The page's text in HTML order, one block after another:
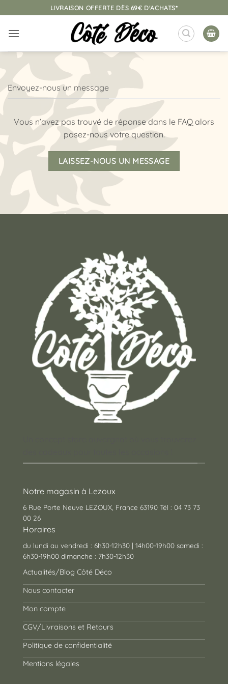
au
contenu
LIVRAISON OFFERTE DÈS 69€ D'ACHATS*
Envoyez-nous un message
Vous n’avez pas trouvé de réponse dans le FAQ alors
posez-nous votre question.
LAISSEZ-NOUS UN MESSAGE
Notre magasin à Lezoux
6 Rue Porte Neuve LEZOUX, France 63190 Tél : 04 73 73
00 26
Horaires
du lundi au vendredi : 6h30-12h30 | 14h00-19h00 samedi :
6h30-19h00 dimanche : 7h30-12h30
Actualités/Blog Côté Déco
Nous contacter
Mon compte
CGV/Livraisons et Retours
Politique de confidentialité
Mentions légales